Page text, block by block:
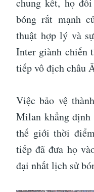
chung kết, họ
bóng rất mạnh
thuật hợp lý và
Inter giành chiến
tiếp vô địch châu
Việc bảo vệ
Milan khẳng
thế giới thời
tiếp đã đưa họ
đại nhất lịch sử